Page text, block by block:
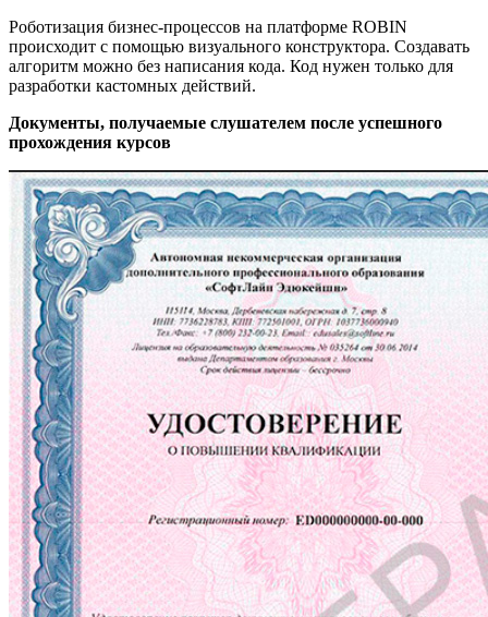
Роботизация бизнес-процессов на платформе ROBIN
происходит с помощью визуального конструктора. Создавать
алгоритм можно без написания кода. Код нужен только для
разработки кастомных действий.
Документы, получаемые слушателем после успешного
прохождения курсов